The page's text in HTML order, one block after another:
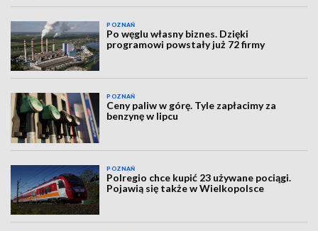
POZNAŃ
Po węglu własny biznes. Dzięki
programowi powstały już 72 firmy
POZNAŃ
Ceny paliw w górę. Tyle zapłacimy za
benzynę w lipcu
POZNAŃ
Polregio chce kupić 23 używane pociągi.
Pojawią się także w Wielkopolsce